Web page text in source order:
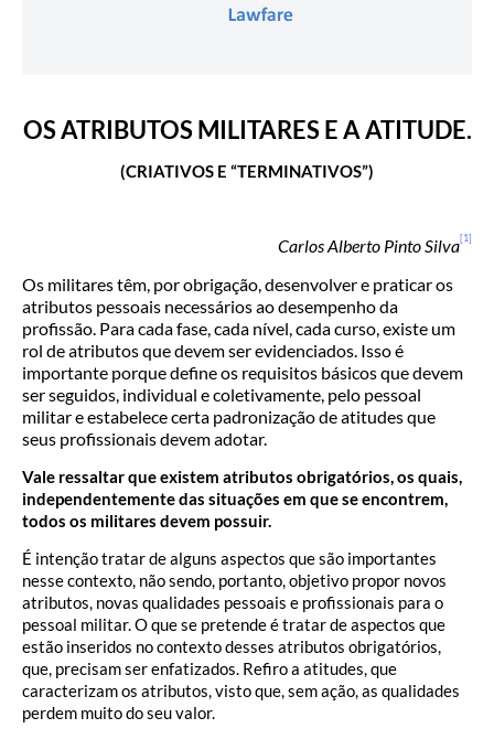
OS ATRIBUTOS MILITARES E A ATITUDE.
(CRIATIVOS E “TERMINATIVOS”)
Carlos Alberto Pinto Silva[1]
Os militares têm, por obrigação, desenvolver e praticar os
atributos pessoais necessários ao desempenho da
profissão. Para cada fase, cada nível, cada curso, existe um
rol de atributos que devem ser evidenciados. Isso é
importante porque define os requisitos básicos que devem
ser seguidos, individual e coletivamente, pelo pessoal
militar e estabelece certa padronização de atitudes que
seus profissionais devem adotar.
Vale ressaltar que existem atributos obrigatórios, os quais,
independentemente das situações em que se encontrem,
todos os militares devem possuir.
É intenção tratar de alguns aspectos que são importantes
nesse contexto, não sendo, portanto, objetivo propor novos
atributos, novas qualidades pessoais e profissionais para o
pessoal militar. O que se pretende é tratar de aspectos que
estão inseridos no contexto desses atributos obrigatórios,
que, precisam ser enfatizados. Refiro a atitudes, que
caracterizam os atributos, visto que, sem ação, as qualidades
perdem muito do seu valor.